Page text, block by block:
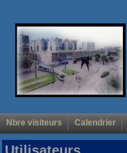
Nbre visiteurs Calendrier